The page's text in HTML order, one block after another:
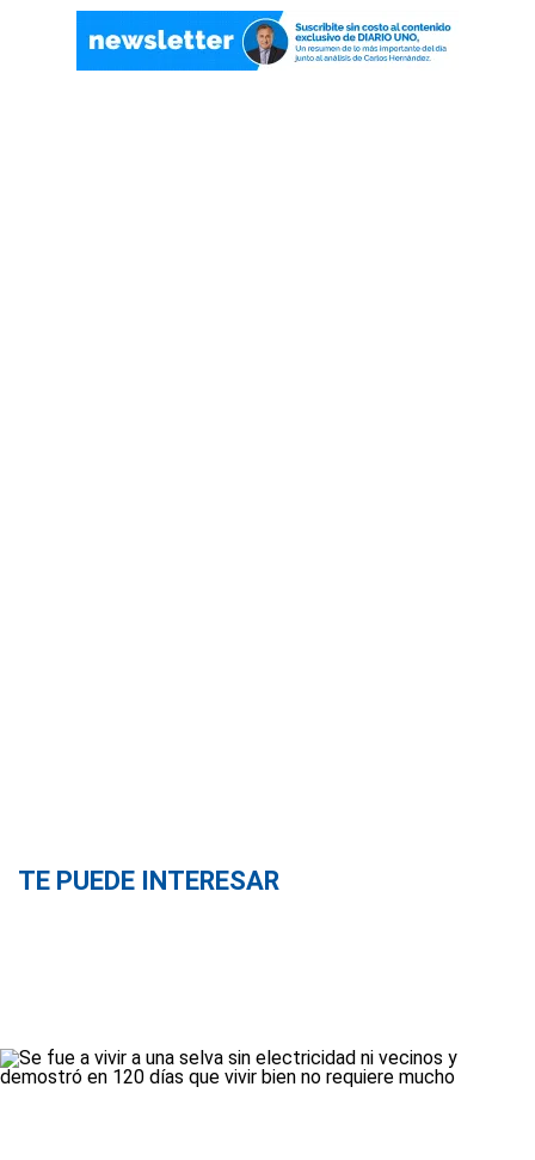
TE PUEDE INTERESAR